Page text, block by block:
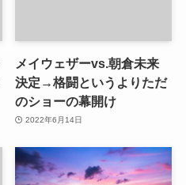
メイウェザーvs.朝倉未来
決定→格闘というよりただ
のショーの幕開け
2022年6月14日